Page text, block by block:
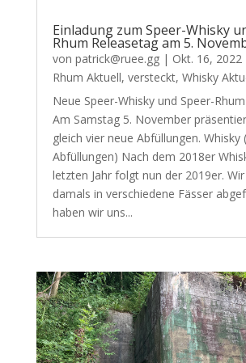
Einladung zum Speer-Whisky
Rhum Releasetag am 5.
von patrick@ruee.gg| Okt. 16, 2022
Rhum Aktuell, versteckt, Whisky
Neue Speer-Whisky und Speer-
Am Samstag 5. November
gleich vier neue Abfüllungen. Whisky
Abfüllungen) Nach dem 2018er
letzten Jahr folgt nun der 2019er.
damals in verschiedene Fässer
haben wir uns...